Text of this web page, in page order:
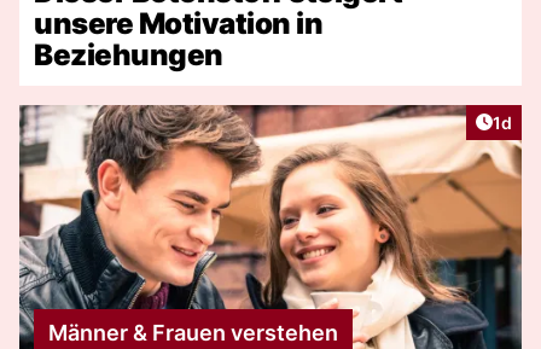
unsere Motivation in
Beziehungen
1d
Männer & Frauen verstehen